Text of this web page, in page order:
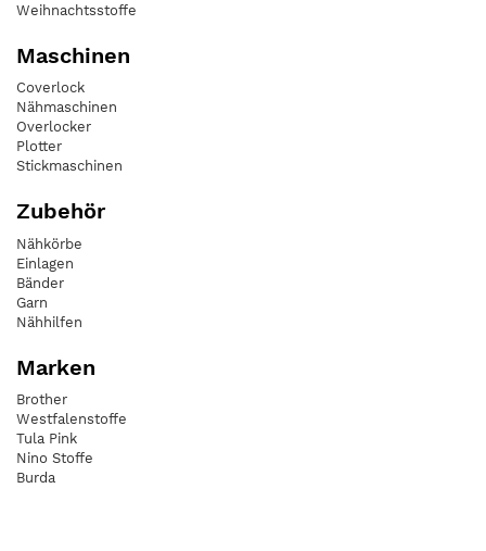
Weihnachtsstoffe
Maschinen
Coverlock
Nähmaschinen
Overlocker
Plotter
Stickmaschinen
Zubehör
Nähkörbe
Einlagen
Bänder
Garn
Nähhilfen
Marken
Brother
Westfalenstoffe
Tula Pink
Nino Stoffe
Burda